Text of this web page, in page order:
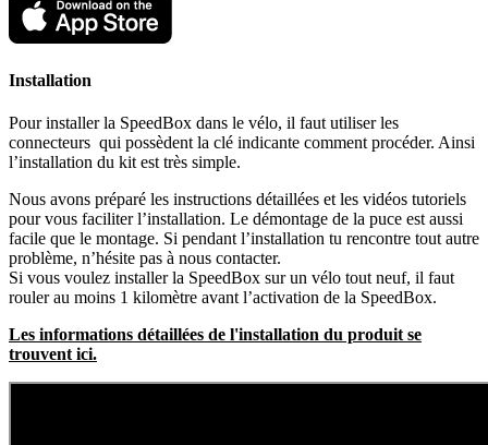
Installation
Pour installer la SpeedBox dans le vélo, il faut utiliser les
connecteurs qui possèdent la clé indicante comment procéder. Ainsi
l’installation du kit est très simple.
Nous avons préparé les instructions détaillées et les vidéos tutoriels
pour vous faciliter l’installation. Le démontage de la puce est aussi
facile que le montage. Si pendant l’installation tu rencontre tout autre
problème, n’hésite pas à nous contacter.
Si vous voulez installer la SpeedBox sur un vélo tout neuf, il faut
rouler au moins 1 kilomètre avant l’activation de la SpeedBox.
Les informations détaillées de l'installation du produit se
trouvent ici.